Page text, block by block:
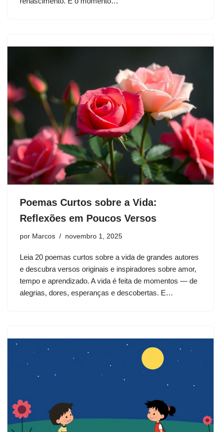
Poemas Curtos sobre a Vida:
Reflexões em Poucos Versos
por Marcos novembro 1, 2025
Leia 20 poemas curtos sobre a vida de grandes autores
e descubra versos originais e inspiradores sobre amor,
tempo e aprendizado. A vida é feita de momentos — de
alegrias, dores, esperanças e descobertas. E…